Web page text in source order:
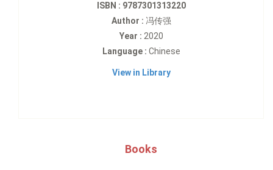
ISBN : 9787301313220
Author : 冯传强
Year : 2020
Language : Chinese
View in Library
Books